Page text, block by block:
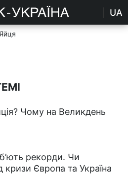
UA
Чому на Великдень
рекорди. Чи
кризи Європа та Україна